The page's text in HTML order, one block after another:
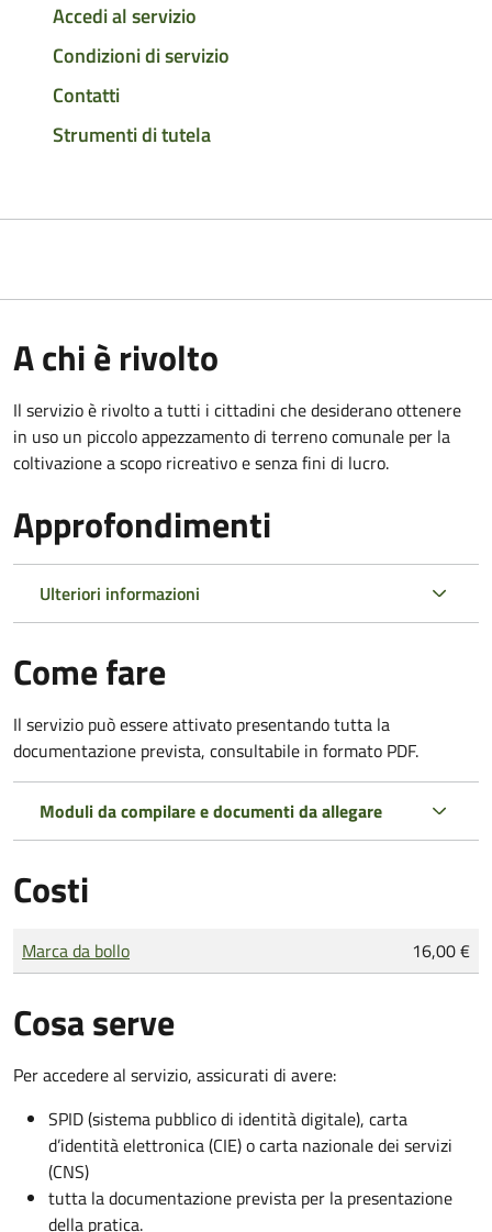
Accedi al servizio
Condizioni di servizio
Contatti
Strumenti di tutela
A chi è rivolto
Il servizio è rivolto a tutti i cittadini che desiderano ottenere
in uso un piccolo appezzamento di terreno comunale per la
coltivazione a scopo ricreativo e senza fini di lucro.
Approfondimenti
Ulteriori informazioni
Come fare
Il servizio può essere attivato presentando tutta la
documentazione prevista, consultabile in formato PDF.
Moduli da compilare e documenti da allegare
Costi
Tipo di pagamento
Importo
Marca da bollo 16,00 €
Cosa serve
Per accedere al servizio, assicurati di avere:
SPID (sistema pubblico di identità digitale), carta
d’identità elettronica (CIE) o carta nazionale dei servizi
(CNS)
tutta la documentazione prevista per la presentazione
della pratica.